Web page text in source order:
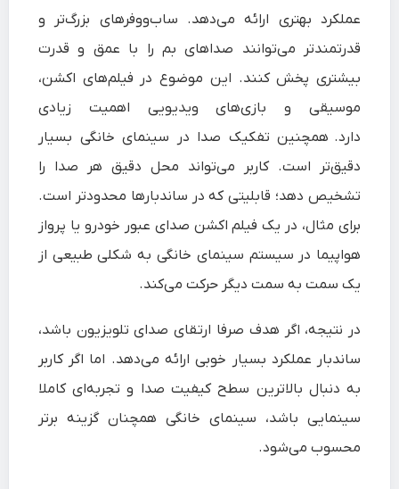
عملکرد بهتری ارائه می‌دهد. ساب‌ووفرهای بزرگ‌تر و
قدرتمندتر می‌توانند صداهای بم را با عمق و قدرت
بیشتری پخش کنند. این موضوع در فیلم‌های اکشن،
موسیقی و بازی‌های ویدیویی اهمیت زیادی
دارد. همچنین تفکیک صدا در سینمای خانگی بسیار
دقیق‌تر است. کاربر می‌تواند محل دقیق هر صدا را
تشخیص دهد؛ قابلیتی که در ساندبارها محدودتر است.
برای مثال، در یک فیلم اکشن صدای عبور خودرو یا پرواز
هواپیما در سیستم سینمای خانگی به شکلی طبیعی از
یک سمت به سمت دیگر حرکت می‌کند.
در نتیجه، اگر هدف صرفا ارتقای صدای تلویزیون باشد،
ساندبار عملکرد بسیار خوبی ارائه می‌دهد. اما اگر کاربر
به دنبال بالاترین سطح کیفیت صدا و تجربه‌ای کاملا
سینمایی باشد، سینمای خانگی همچنان گزینه برتر
محسوب می‌شود.